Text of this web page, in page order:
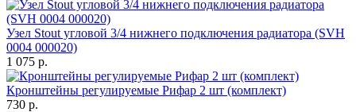
Узел Stout угловой 3/4 нижнего подключения радиатора (SVH
0004 000020)
1 075 р.
Кронштейны регулируемые Рифар 2 шт (комплект)
730 р.